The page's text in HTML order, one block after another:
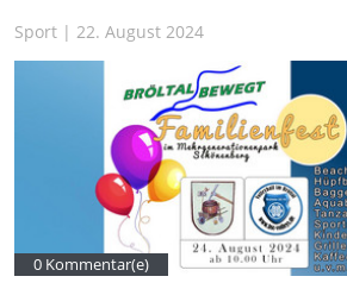
Sport | 22. August 2024
0 Kommentar(e)